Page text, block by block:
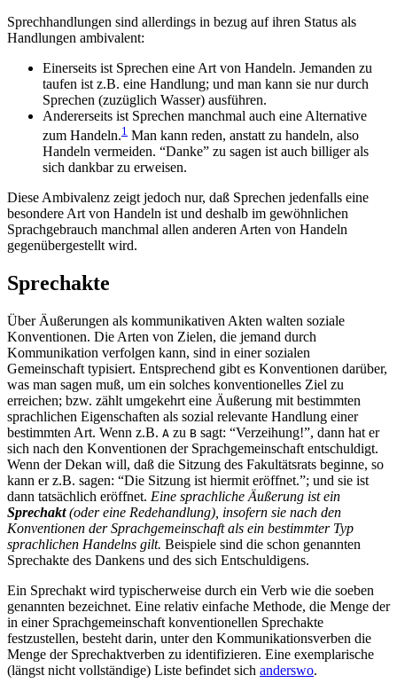
Sprechhandlungen sind allerdings in bezug auf ihren Status als
Handlungen ambivalent:
Einerseits ist Sprechen eine Art von Handeln. Jemanden zu
taufen ist z.B. eine Handlung; und man kann sie nur durch
Sprechen (zuzüglich Wasser) ausführen.
Andererseits ist Sprechen manchmal auch eine Alternative
zum Handeln.1 Man kann reden, anstatt zu handeln, also
Handeln vermeiden. “Danke” zu sagen ist auch billiger als
sich dankbar zu erweisen.
Diese Ambivalenz zeigt jedoch nur, daß Sprechen jedenfalls eine
besondere Art von Handeln ist und deshalb im gewöhnlichen
Sprachgebrauch manchmal allen anderen Arten von Handeln
gegenübergestellt wird.
Sprechakte
Über Äußerungen als kommunikativen Akten walten soziale
Konventionen. Die Arten von Zielen, die jemand durch
Kommunikation verfolgen kann, sind in einer sozialen
Gemeinschaft typisiert. Entsprechend gibt es Konventionen darüber,
was man sagen muß, um ein solches konventionelles Ziel zu
erreichen; bzw. zählt umgekehrt eine Äußerung mit bestimmten
sprachlichen Eigenschaften als sozial relevante Handlung einer
bestimmten Art. Wenn z.B. A zu B sagt: “Verzeihung!”, dann hat er
sich nach den Konventionen der Sprachgemeinschaft entschuldigt.
Wenn der Dekan will, daß die Sitzung des Fakultätsrats beginne, so
kann er z.B. sagen: “Die Sitzung ist hiermit eröffnet.”; und sie ist
dann tatsächlich eröffnet. Eine sprachliche Äußerung ist ein
Sprechakt(oder eine Redehandlung), insofern sie nach den
Konventionen der Sprachgemeinschaft als ein bestimmter Typ
sprachlichen Handelns gilt. Beispiele sind die schon genannten
Sprechakte des Dankens und des sich Entschuldigens.
Ein Sprechakt wird typischerweise durch ein Verb wie die soeben
genannten bezeichnet. Eine relativ einfache Methode, die Menge der
in einer Sprachgemeinschaft konventionellen Sprechakte
festzustellen, besteht darin, unter den Kommunikationsverben die
Menge der Sprechaktverben zu identifizieren. Eine exemplarische
(längst nicht vollständige) Liste befindet sich anderswo.